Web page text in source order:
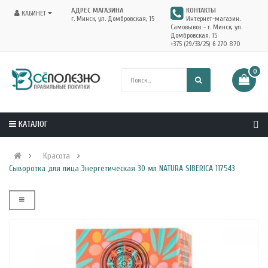
КАБИНЕТ
АДРЕС МАГАЗИНА
г. Минск, ул. Домбровская, 15
КОНТАКТЫ
Интернет-магазин.
Самовывоз - г. Минск, ул.
Домбровская, 15
+375 (29/33/25) 6 270 870
0
КАТАЛОГ
Красота
Сыворотка для лица Энергетическая 30 мл NATURA SIBERICA 117543